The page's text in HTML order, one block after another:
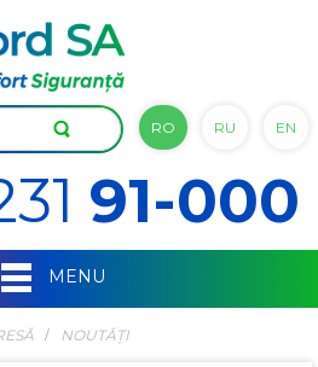
RO RU EN
91-000
MENU
NOUTĂȚI